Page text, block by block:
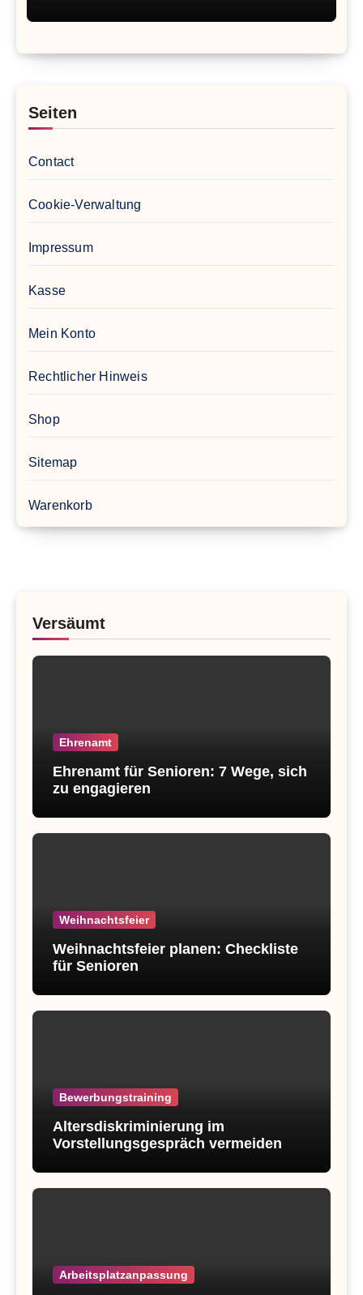
Seiten
Contact
Cookie-Verwaltung
Impressum
Kasse
Mein Konto
Rechtlicher Hinweis
Shop
Sitemap
Warenkorb
Versäumt
Ehrenamt
Ehrenamt für Senioren: 7 Wege, sich
zu engagieren
Weihnachtsfeier
Weihnachtsfeier planen: Checkliste
für Senioren
Bewerbungstraining
Altersdiskriminierung im
Vorstellungsgespräch vermeiden
Arbeitsplatzanpassung